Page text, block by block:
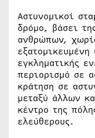
Αστυνομικοί
δρόμο, βάσει
ανθρώπων,
εγκληματικής
περιορισμό σε
κράτηση σε
μεταξύ άλλων
κέντρο της
ελεύθερους.